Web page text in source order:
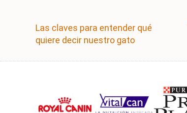
Las claves para entender qué
quiere decir nuestro gato